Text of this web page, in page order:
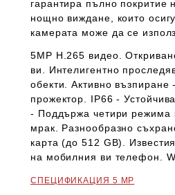
гарантира пълно
нощно виждане, които
камерата може да се
5MP H.265 видео.
ви. Интелигентно
обекти.Активно възпиране -
прожектор. IP66 -
- Поддържа четири режима
мрак. Разнообразно
карта (до 512 GB).
на мобилния ви телефон.
СПЕЦИФИКАЦИЯ 5 MP